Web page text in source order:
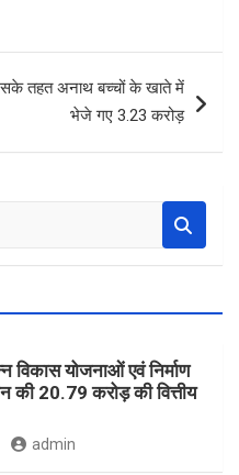
तहत अनाथ बच्‍चों के खाते में
भेजे गए 3.23 करोड़
विकास योजनाओं एवं निर्माण
की 20.79 करोड़ की वित्तीय
admin